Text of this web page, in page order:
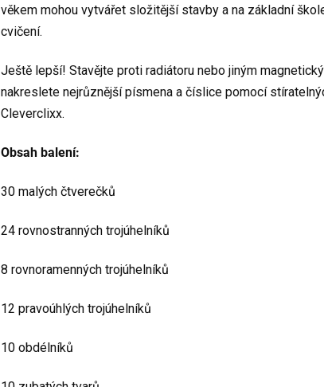
věkem mohou vytvářet složitější stavby a na základní
cvičení.
Ještě lepší! Stavějte proti radiátoru nebo jiným
nakreslete nejrůznější písmena a číslice pomocí
Cleverclixx.
Obsah balení:
30 malých čtverečků
24 rovnostranných trojúhelníků
8 rovnoramenných trojúhelníků
12 pravoúhlých trojúhelníků
10 obdélníků